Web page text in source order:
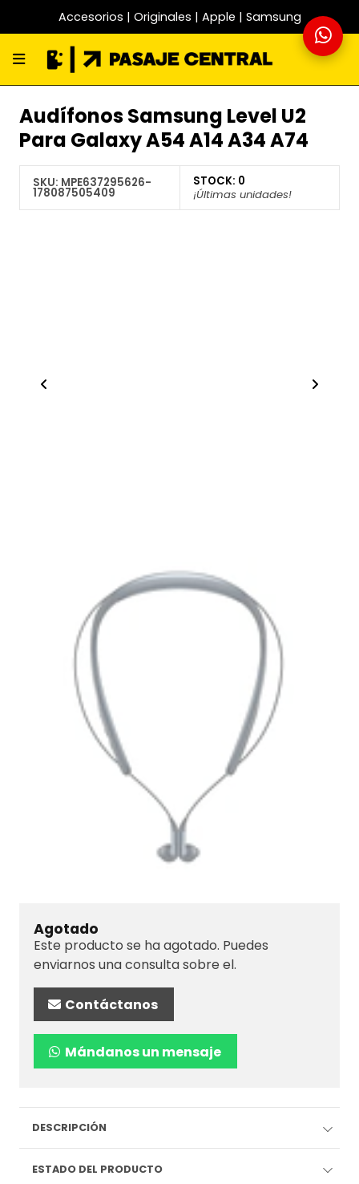
Accesorios | Originales | Apple | Samsung
Audífonos Samsung Level U2
Para Galaxy A54 A14 A34 A74
SKU: MPE637295626-
178087505409
STOCK: 0
¡Últimas unidades!
Agotado
Este producto se ha agotado. Puedes
enviarnos una consulta sobre el.
Contáctanos
Mándanos un mensaje
DESCRIPCIÓN
ESTADO DEL PRODUCTO